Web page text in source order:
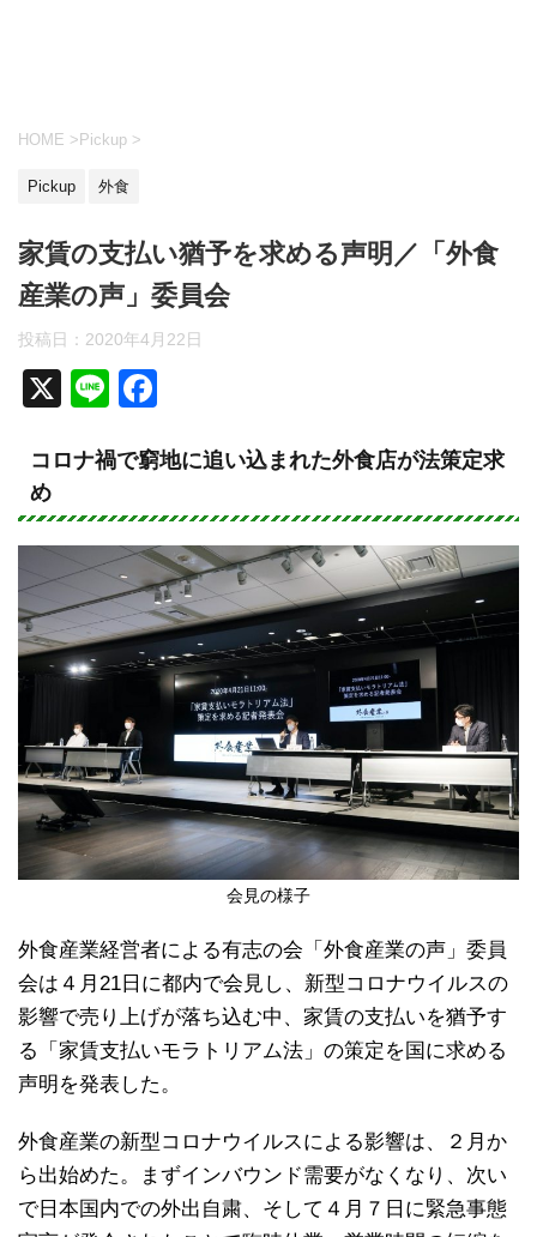
HOME >Pickup >
Pickup 外食
家賃の支払い猶予を求める声明／「外食
産業の声」委員会
投稿日： 2020年4月22日
X
Li
e
c
e
b
o
o
k
コロナ禍で窮地に追い込まれた外食店が法策定求
め
会見の様子
外食産業経営者による有志の会「外食産業の声」委員
会は４月21日に都内で会見し、新型コロナウイルスの
影響で売り上げが落ち込む中、家賃の支払いを猶予す
る「家賃支払いモラトリアム法」の策定を国に求める
声明を発表した。
外食産業の新型コロナウイルスによる影響は、２月か
ら出始めた。まずインバウンド需要がなくなり、次い
で日本国内での外出自粛、そして４月７日に緊急事態